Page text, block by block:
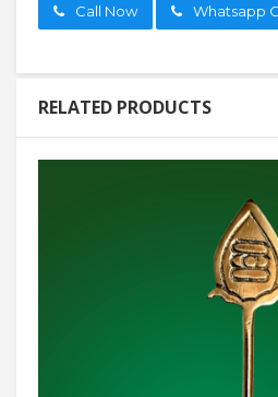
Call Now Whatsapp
RELATED PRODUCTS